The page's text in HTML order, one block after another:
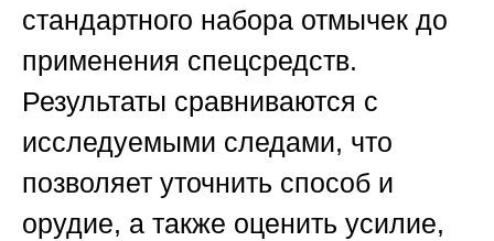
стандартного набора отмычек до
применения спецсредств.
Результаты сравниваются с
исследуемыми следами, что
позволяет уточнить способ и
орудие, а также оценить усилие,